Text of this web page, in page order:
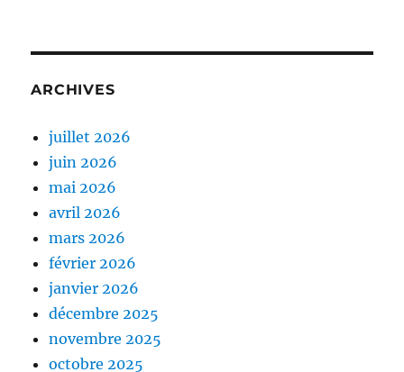
ARCHIVES
juillet 2026
juin 2026
mai 2026
avril 2026
mars 2026
février 2026
janvier 2026
décembre 2025
novembre 2025
octobre 2025